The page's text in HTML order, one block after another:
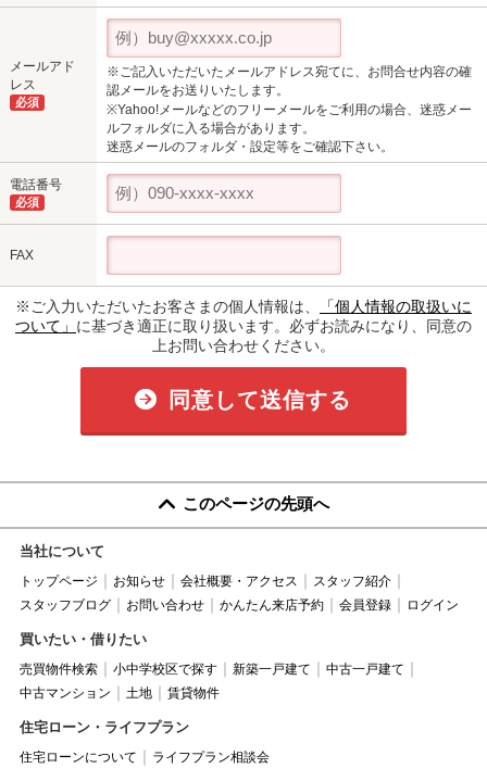
メールアド
レス
必須
※ご記入いただいたメールアドレス宛てに、お問合せ内容の確
認メールをお送りいたします。
※Yahoo!メールなどのフリーメールをご利用の場合、迷惑メー
ルフォルダに入る場合があります。
迷惑メールのフォルダ・設定等をご確認下さい。
電話番号
必須
FAX
※ご入力いただいたお客さまの個人情報は、
「個人情報の取扱いに
ついて」 に基づき適正に取り扱います。必ずお読みになり、同意の
上お問い合わせください。
同意して送信する
このページの先頭へ
当社について
トップページ お知らせ 会社概要・アクセス
スタッフ紹介
スタッフブログ
お問い合わせ かんたん来店予約 会員登録 ログイン
買いたい・借りたい
売買物件検索 小中学校区で探す 新築一戸建て
中古一戸建て
中古マンション
土地 賃貸物件
住宅ローン・ライフプラン
住宅ローンについて ライフプラン相談会